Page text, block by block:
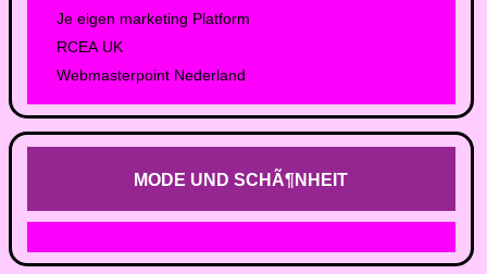
Je eigen marketing Platform
RCEA UK
Webmasterpoint Nederland
MODE UND SCHÃ¶NHEIT